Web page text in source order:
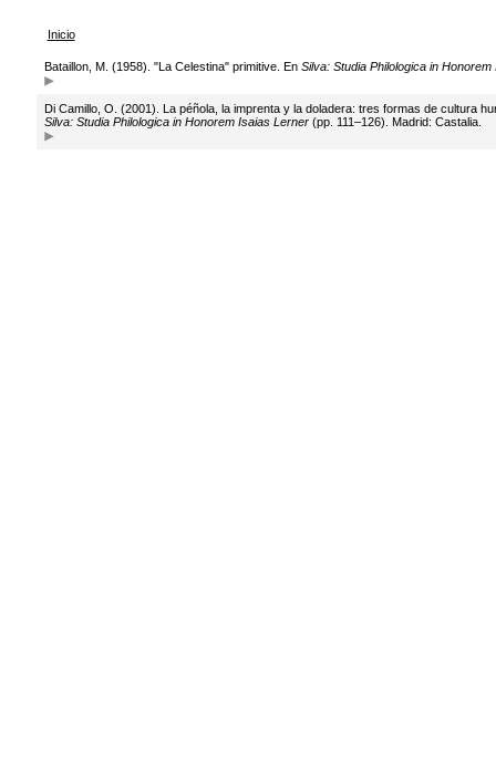
Inicio
Bataillon, M. (1958). "La Celestina" primitive. En Silva: Studia Philologica in
Di Camillo, O. (2001). La péñola, la imprenta y la doladera: tres formas de cultura
Silva: Studia Philologica in Honorem Isaias Lerner(pp. 111–126). Madrid: Castalia.